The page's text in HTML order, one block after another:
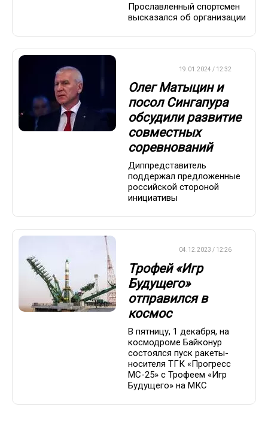
Прославленный спортсмен
высказался об организации
19.01.2024 / 12:32
Олег Матыцин и
посол Сингапура
обсудили развитие
совместных
соревнований
Диппредставитель
поддержал предложенные
российской стороной
инициативы
04.12.2023 / 12:26
Трофей «Игр
Будущего»
отправился в
космос
В пятницу, 1 декабря, на
космодроме Байконур
состоялся пуск ракеты-
носителя ТГК «Прогресс
МС-25» с Трофеем «Игр
Будущего» на МКС